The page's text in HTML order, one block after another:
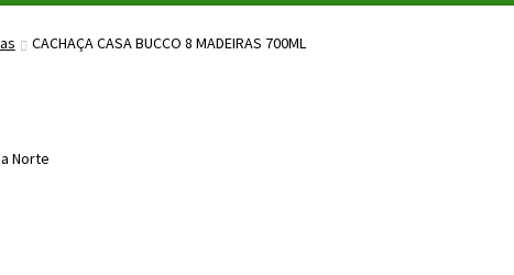
Conta
CACHAÇA CASA BUCCO 8 MADEIRAS 700ML
Norte